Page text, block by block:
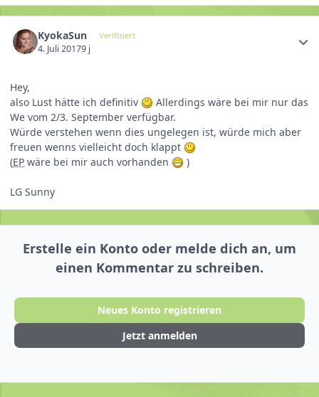
KyokaSun Verifiziert
4. Juli 20179 j
Hey,
also Lust hätte ich definitiv
Allerdings wäre bei mir nur das
We vom 2/3. September verfügbar.
Würde verstehen wenn dies ungelegen ist, würde mich aber
freuen wenns vielleicht doch klappt
(EP wäre bei mir auch vorhanden )
LG Sunny
Erstelle ein Konto oder melde dich an, um
einen Kommentar zu schreiben.
Neues Konto registrieren
Jetzt anmelden